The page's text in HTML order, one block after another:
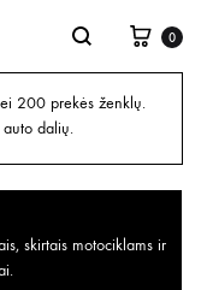
0
200 prekės ženklų.
dalių.
skirtais motociklams ir